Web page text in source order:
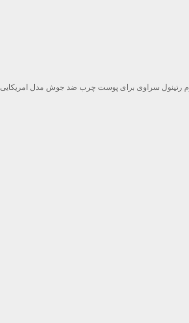
رتینول سراوی برای پوست چرب ضد جوش مدل امریکایی